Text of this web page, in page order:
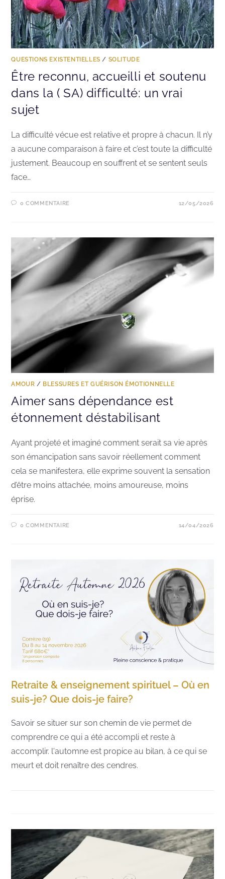
QUESTIONS EXISTENTIELLES / SOLITUDE
Être reconnu, accueilli et soutenu
dans la ( SA) difficulté: un vrai
sujet
La difficulté vécue est relative et propre à chacun. Il n’y
a aucune comparaison à faire et c’est toute la difficulté
justement. Beaucoup en souffrent et se sentent seuls
face…
0 COMMENTAIRE 12/05/2026
AMOUR / BLESSURES ET GUÉRISON ÉMOTIONNELLE
Aimer sans dépendance est
étonnement déstabilisant
Ayant projeté et imaginé comment serait sa vie après
son émancipation sans savoir réellement comment
cela se manifestera, elle exprime souvent la sensation
d’être moins attachée, moins amoureuse, moins
éprise.
0 COMMENTAIRE 14/04/2026
Retraite & enseignement spirituel – Où en
suis-je? Que dois-je faire?
Savoir se situer sur son chemin de vie permet de
comprendre ce qui a été accompli et reste à
accomplir. l'automne est propice au bilan, à ce qui se
meurt et doit renaître des cendres.